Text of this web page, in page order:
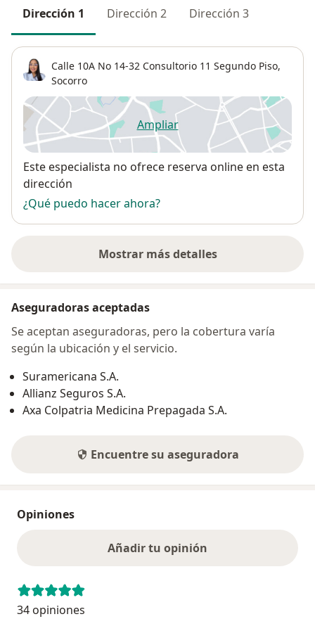
Dirección 1 Dirección 2 Dirección 3
Calle 10A No 14-32 Consultorio 11 Segundo Piso,
Socorro
Ampliarse abre en una nueva
Disponibilidad
Este especialista no ofrece reserva online en esta
dirección
¿Qué puedo hacer ahora?
Mostrar más detalles
sobre la dirección
Aseguradoras aceptadas
Se aceptan aseguradoras, pero la cobertura varía
según la ubicación y el servicio.
Suramericana S.A.
Allianz Seguros S.A.
Axa Colpatria Medicina Prepagada S.A.
Encuentre su aseguradora
Opiniones
Añadir tu opinión
34 opiniones